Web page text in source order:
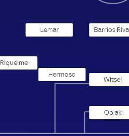
Oblak
Witsel
Hermoso
Riquelme
Barrios
Lemar